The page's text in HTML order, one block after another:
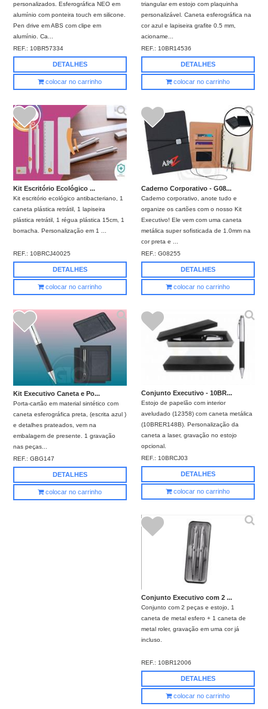
personalizados. Esferográfica NEO em
alumínio com ponteira touch em silicone.
Pen drive em ABS com clipe em
alumínio. Ca...
REF.:10BR57334
DETALHES
colocar no carrinho
triangular em estojo com plaquinha
personalizável. Caneta esferográfica na
cor azul e lapiseira grafite 0.5 mm,
acioname...
REF.:10BR14536
DETALHES
colocar no carrinho
Kit Escritório Ecológico ...
Kit escritório ecológico antibacteriano, 1
caneta plástica retrátil, 1 lapiseira
plástica retrátil, 1 régua plástica 15cm, 1
borracha. Personalização em 1 ...
REF.:10BRCJ40025
DETALHES
colocar no carrinho
Caderno Corporativo - G08...
Caderno corporativo, anote tudo e
organize os cartões com o nosso Kit
Executivo! Ele vem com uma caneta
metálica super sofisticada de 1.0mm na
cor preta e ...
REF.:G08255
DETALHES
colocar no carrinho
Kit Executivo Caneta e Po...
Porta-cartão em material sintético com
caneta esferográfica preta, (escrita azul )
e detalhes prateados, vem na
embalagem de presente. 1 gravação
nas peças...
REF.:GBG147
DETALHES
colocar no carrinho
Conjunto Executivo - 10BR...
Estojo de papelão com interior
aveludado (12358) com caneta metálica
(10BRER148B). Personalização da
caneta a laser, gravação no estojo
opcional.
REF.:10BRCJ03
DETALHES
colocar no carrinho
Conjunto Executivo com 2 ...
Conjunto com 2 peças e estojo, 1
caneta de metal esfero + 1 caneta de
metal roler, gravação em uma cor já
incluso.
REF.:10BR12006
DETALHES
colocar no carrinho